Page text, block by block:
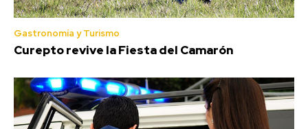
Gastronomía y Turismo
Curepto revive la Fiesta del Camarón